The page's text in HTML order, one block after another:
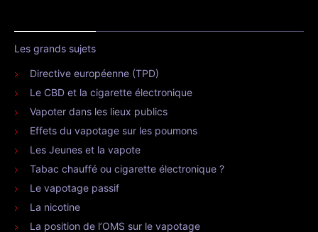
Les grands sujets
Directive européenne (TPD)
Le CBD et la cigarette électronique
Vapoter dans les lieux publics
Effets du vapotage sur les poumons
Les Jeunes et la vapote
Tabac chauffé ou cigarette électronique ?
Le vapotage passif
La nicotine
La position de l’OMS sur le vapotage